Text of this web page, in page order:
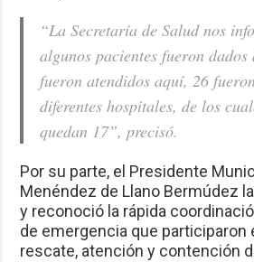
“La Secretaría de Salud nos
algunos pacientes fueron
fueron atendidos aquí, 26
diferentes hospitales, de los
quedan 17”, precisó.
Por su parte, el Presidente
Menéndez de Llano Bermúdez
y reconoció la rápida
de emergencia que participaron
rescate, atención y contención